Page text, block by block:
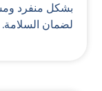
بشكل منفرد
لضمان السلامة.